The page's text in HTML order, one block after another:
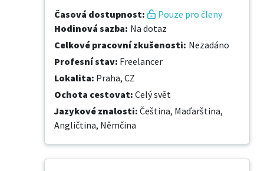
Časová dostupnost:
Pouze pro členy
Hodinová sazba: Na dotaz
Celkové pracovní zkušenosti: Nezadáno
Profesní stav: Freelancer
Lokalita: Praha, CZ
Ochota cestovat: Celý svět
Jazykové znalosti: Čeština, Maďarština,
Angličtina, Němčina